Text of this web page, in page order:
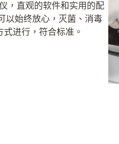
，直观的软件和实用的配
以始终放心，灭菌、消毒
进行，符合标准。